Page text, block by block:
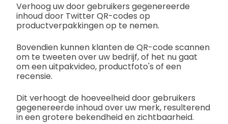
Verhoog uw door gebruikers gegenereerde
inhoud door Twitter QR-codes op
productverpakkingen op te nemen.
Bovendien kunnen klanten de QR-code scannen
om te tweeten over uw bedrijf, of het nu gaat
om een uitpakvideo, productfoto's of een
recensie.
Dit verhoogt de hoeveelheid door gebruikers
gegenereerde inhoud over uw merk, resulterend
in een grotere bekendheid en zichtbaarheid.